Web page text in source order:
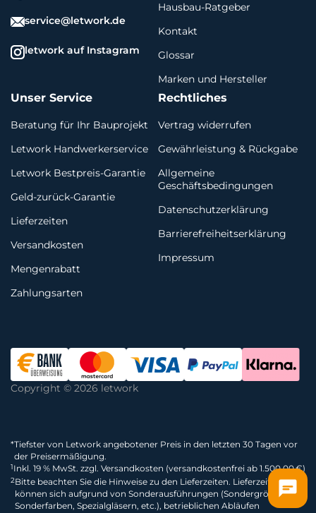
service@letwork.de
letwork auf Instagram
Hausbau-Ratgeber
Kontakt
Glossar
Marken und Hersteller
Unser Service
Beratung für Ihr Bauprojekt
Letwork Handwerkerservice
Letwork Bestpreis-Garantie
Geld-zurück-Garantie
Lieferzeiten
Versandkosten
Mengenrabatt
Zahlungsarten
Rechtliches
Vertrag widerrufen
Gewährleistung & Rückgabe
Allgemeine
Geschäftsbedingungen
Datenschutzerklärung
Barrierefreiheitserklärung
Impressum
Copyright © 2026 letwork
*Tiefster von Letwork angebotener Preis in den letzten 30 Tagen vor
der Preisermäßigung.
1Inkl. 19 % MwSt. zzgl. Versandkosten (versandkostenfrei ab 1.500,00 €)
2Bitte beachten Sie die Hinweise zu den Lieferzeiten. Lieferzeiten
können sich aufgrund von Sonderausführungen (Sondergrößen,
Sonderfarben, Spezialgläsern, etc.), betrieblichen Abläufen